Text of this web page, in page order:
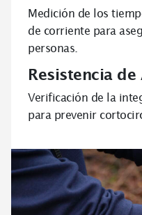
Medición de los
de corriente para
personas.
Resistencia
Verificación de la
para prevenir